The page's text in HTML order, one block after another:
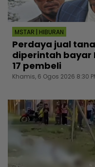
MSTAR | HIBURAN
Perdaya jual
diperintah bayar
17 pembeli
Khamis, 6 Ogos 2026 8:30